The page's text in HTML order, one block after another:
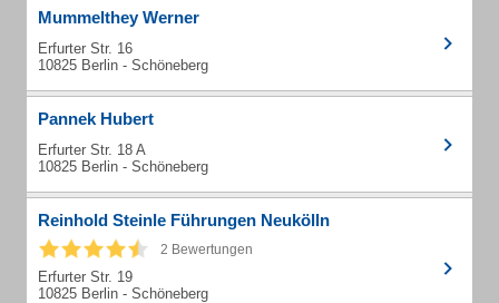
Mummelthey Werner
Erfurter Str. 16
10825 Berlin - Schöneberg
Pannek Hubert
Erfurter Str. 18 A
10825 Berlin - Schöneberg
Reinhold Steinle Führungen Neukölln
2 Bewertungen
Erfurter Str. 19
10825 Berlin - Schöneberg